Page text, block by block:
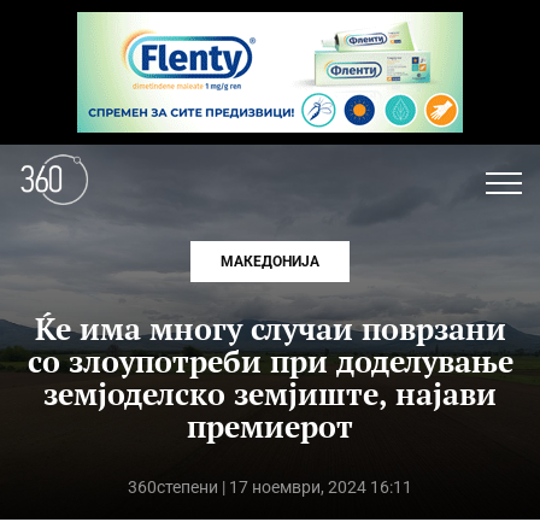
МАКЕДОНИЈА
Ќе има многу случаи поврзани
со злоупотреби при доделување
земјоделско земјиште, најави
премиерот
360степени | 17 ноември, 2024 16:11